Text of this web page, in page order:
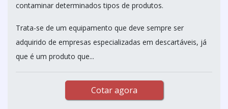
contaminar determinados tipos de produtos.
Trata-se de um equipamento que deve sempre ser
adquirido de empresas especializadas em descartáveis, já
que é um produto que...
Cotar agora